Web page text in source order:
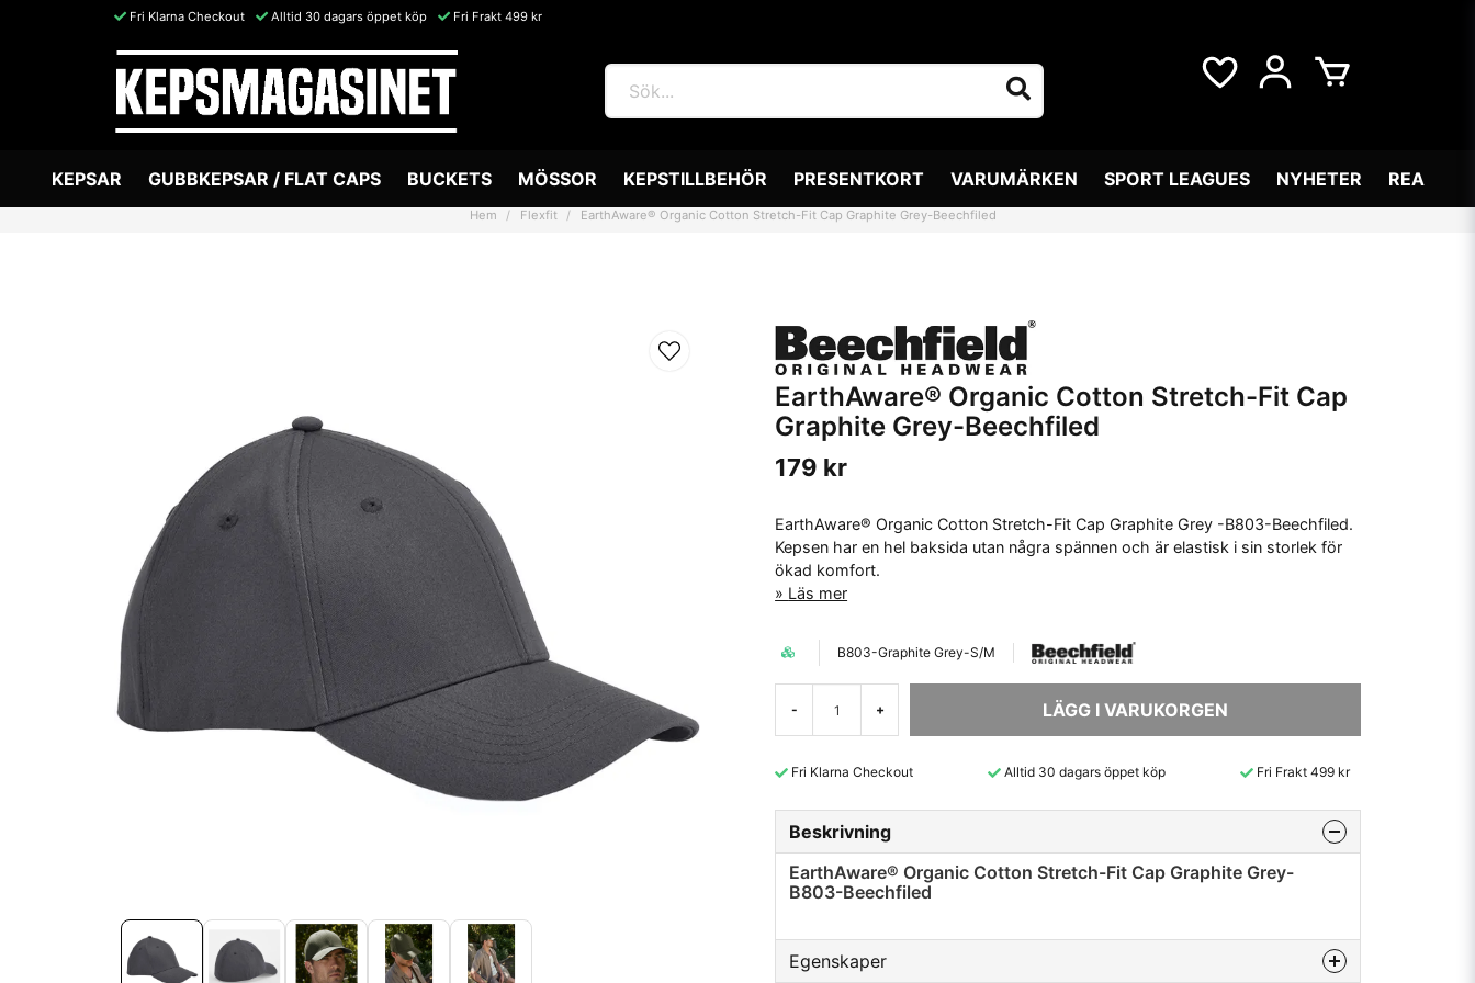
Fri Klarna Checkout Alltid 30 dagars öppet köp Fri Frakt 499 kr
KEPSAR GUBBKEPSAR / FLAT CAPS BUCKETS MÖSSOR KEPSTILLBEHÖR PRESENTKORT VARUMÄRKEN SPORT LEAGUES NYHETER REA
Hem Flexfit EarthAware® Organic Cotton Stretch-Fit Cap Graphite Grey-Beechfiled
EarthAware® Organic Cotton Stretch-Fit Cap
Graphite Grey-Beechfiled
179 kr
EarthAware® Organic Cotton Stretch-Fit Cap Graphite Grey -B803-Beechfiled.
Kepsen har en hel baksida utan några spännen och är elastisk i sin storlek för
ökad komfort.
Läs mer
B803-Graphite Grey-S/M
- + LÄGG I VARUKORGEN
Fri Klarna Checkout Alltid 30 dagars öppet köp Fri Frakt 499 kr
Beskrivning
EarthAware® Organic Cotton Stretch-Fit Cap Graphite Grey-
B803-Beechfiled
Egenskaper